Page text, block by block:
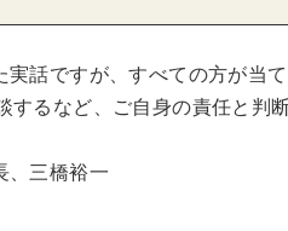
話ですが、すべての方が当て
するなど、ご自身の責任と判
、三橋裕一